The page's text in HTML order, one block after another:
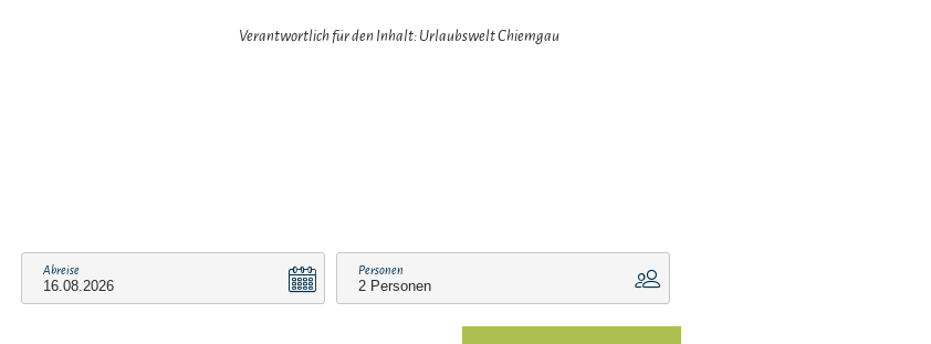
Verantwortlich für den Inhalt: Urlaubswelt Chiemgau
Abreise Personen